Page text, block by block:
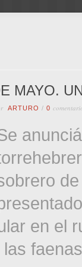
MAYO.
ARTURO / 0
en el